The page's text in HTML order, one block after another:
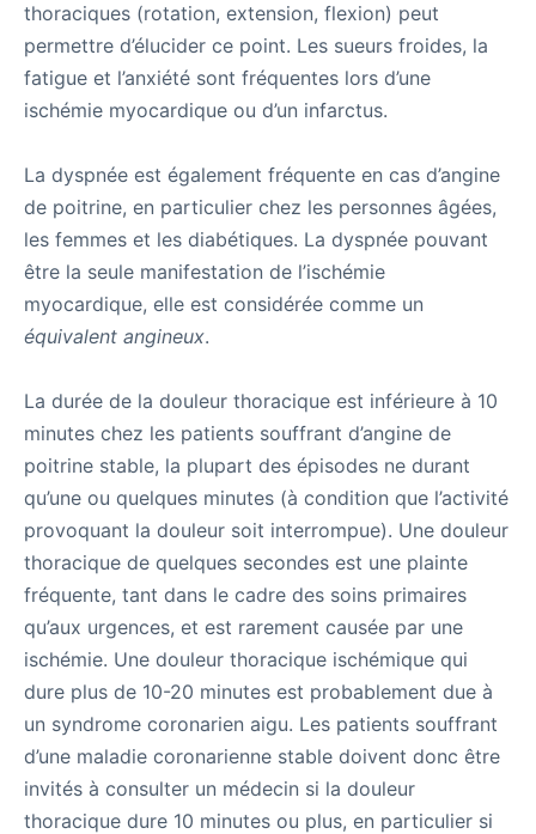
thoraciques (rotation, extension, flexion) peut
permettre d’élucider ce point. Les sueurs froides, la
fatigue et l’anxiété sont fréquentes lors d’une
ischémie myocardique ou d’un infarctus.
La dyspnée est également fréquente en cas d’angine
de poitrine, en particulier chez les personnes âgées,
les femmes et les diabétiques. La dyspnée pouvant
être la seule manifestation de l’ischémie
myocardique, elle est considérée comme un
équivalent angineux.
La durée de la douleur thoracique est inférieure à 10
minutes chez les patients souffrant d’angine de
poitrine stable, la plupart des épisodes ne durant
qu’une ou quelques minutes (à condition que l’activité
provoquant la douleur soit interrompue). Une douleur
thoracique de quelques secondes est une plainte
fréquente, tant dans le cadre des soins primaires
qu’aux urgences, et est rarement causée par une
ischémie. Une douleur thoracique ischémique qui
dure plus de 10-20 minutes est probablement due à
un syndrome coronarien aigu. Les patients souffrant
d’une maladie coronarienne stable doivent donc être
invités à consulter un médecin si la douleur
thoracique dure 10 minutes ou plus, en particulier si